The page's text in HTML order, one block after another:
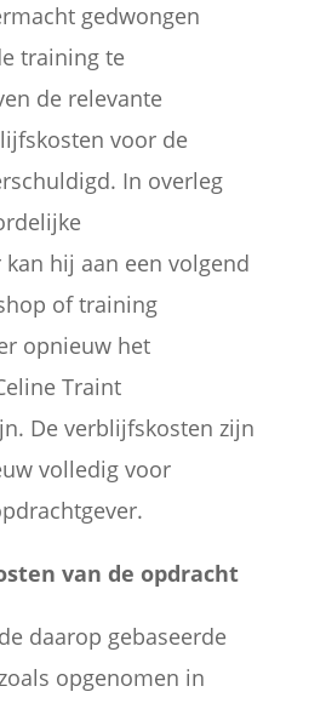
gedwongen
training te
de relevante
voor de
In overleg
hij aan een volgend
of training
opnieuw het
Traint
De verblijfskosten zijn
volledig voor
van de opdracht
daarop gebaseerde
opgenomen in